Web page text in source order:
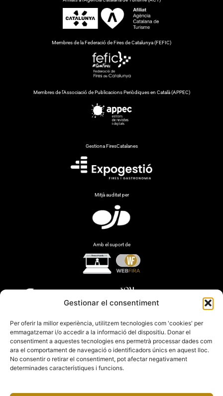
Gestionar el consentiment
Per oferir la millor experiència, utilitzem tecnologies com 'cookies' per
emmagatzemar i/o accedir a la informació del dispositiu. Donar el
consentiment a aquestes tecnologies ens permetrà processar dades com
ara el comportament de navegació o identificadors únics en aquest lloc.
No consentir o retirar el consentiment, pot afectar negativament
determinades característiques i funcions.
Membres de la Federació de Fires de Catalunya (FEFIC)
Membres de l’Associació de Publicacions Periòdiques en Català (APPEC)
Gestiona FiresCatalanes
Mitjà auditat per
Amb el suport de